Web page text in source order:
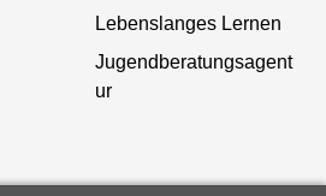
Lebenslanges Lernen
Jugendberatungsagent
ur